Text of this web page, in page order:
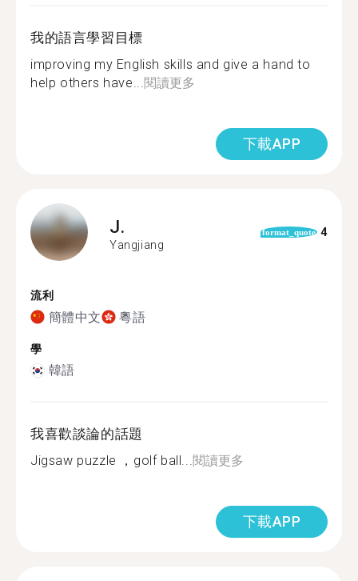
我的語言學習目標
improving my English skills and give a hand to
help others have...閱讀更多
下載APP
J.
Yangjiang
format_quote 4
流利
簡體中文 粵語
學
韓語
我喜歡談論的話題
Jigsaw puzzle ，golf ball...閱讀更多
下載APP